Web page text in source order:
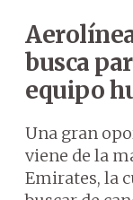
busca
equipo
Una gran
viene de la
Emirates, la